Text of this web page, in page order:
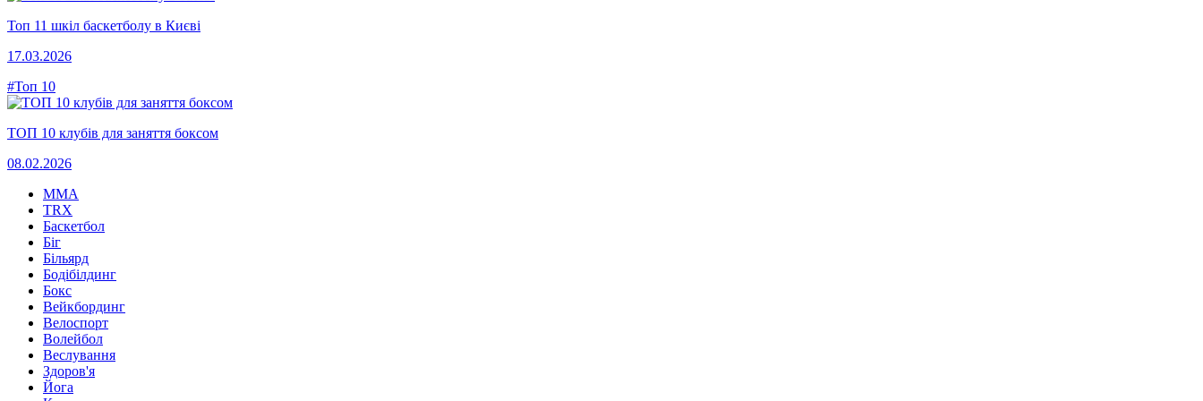
Топ 11 шкіл баскетболу в Києві
17.03.2026
#Топ 10
ТОП 10 клубів для заняття боксом
08.02.2026
MMA
TRX
Баскетбол
Біг
Більярд
Бодібілдинг
Бокс
Вейкбординг
Велоспорт
Волейбол
Веслування
Здоров'я
Йога